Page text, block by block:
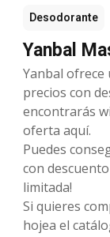
Desodorante
Yanbal
Yanbal ofrece
precios con
encontrarás
oferta aquí.
Puedes
con
limitada!
Si quieres
hojea el